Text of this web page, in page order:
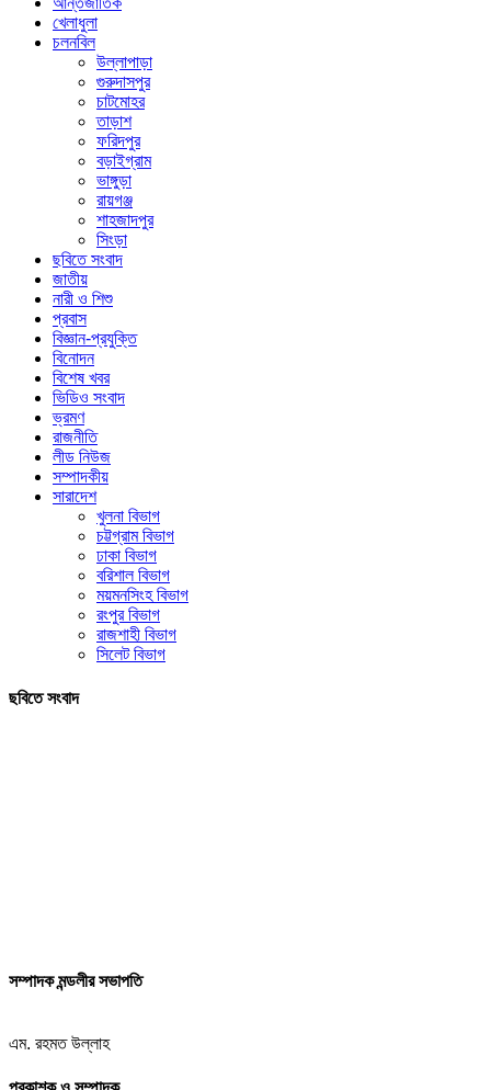
খেলাধুলা
চলনবিল
উল্লাপাড়া
গুরুদাসপুর
চাটমোহর
তাড়াশ
ফরিদপুর
বড়াইগ্রাম
ভাঙ্গুড়া
রায়গঞ্জ
শাহজাদপুর
সিংড়া
ছবিতে সংবাদ
জাতীয়
নারী ও শিশু
প্রবাস
বিজ্ঞান-প্রযুক্তি
বিনোদন
বিশেষ খবর
ভিডিও সংবাদ
ভ্রমণ
রাজনীতি
লীড নিউজ
সম্পাদকীয়
সারাদেশ
খুলনা বিভাগ
চট্টগ্রাম বিভাগ
ঢাকা বিভাগ
বরিশাল বিভাগ
ময়মনসিংহ বিভাগ
রংপুর বিভাগ
রাজশাহী বিভাগ
সিলেট বিভাগ
ছবিতে সংবাদ
সম্পাদক মন্ডলীর সভাপতি
এম. রহমত উল্লাহ